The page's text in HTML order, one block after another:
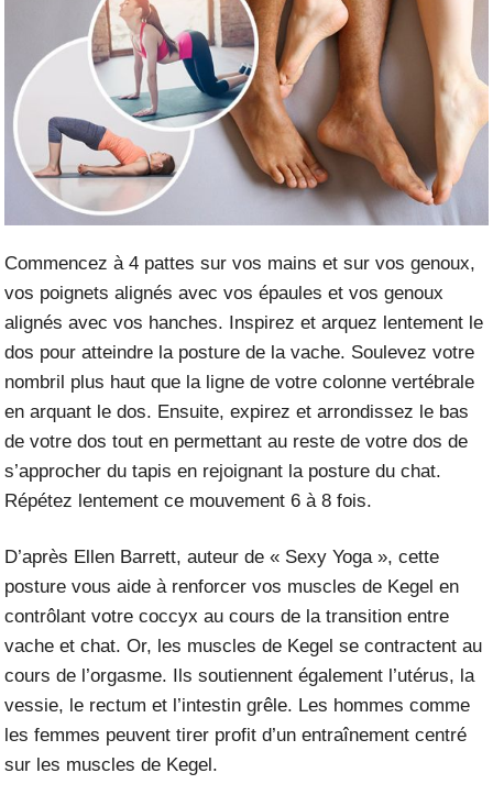
Commencez à 4 pattes sur vos mains et sur vos genoux,
vos poignets alignés avec vos épaules et vos genoux
alignés avec vos hanches. Inspirez et arquez lentement le
dos pour atteindre la posture de la vache. Soulevez votre
nombril plus haut que la ligne de votre colonne vertébrale
en arquant le dos. Ensuite, expirez et arrondissez le bas
de votre dos tout en permettant au reste de votre dos de
s’approcher du tapis en rejoignant la posture du chat.
Répétez lentement ce mouvement 6 à 8 fois.
D’après Ellen Barrett, auteur de « Sexy Yoga », cette
posture vous aide à renforcer vos muscles de Kegel en
contrôlant votre coccyx au cours de la transition entre
vache et chat. Or, les muscles de Kegel se contractent au
cours de l’orgasme. Ils soutiennent également l’utérus, la
vessie, le rectum et l’intestin grêle. Les hommes comme
les femmes peuvent tirer profit d’un entraînement centré
sur les muscles de Kegel.